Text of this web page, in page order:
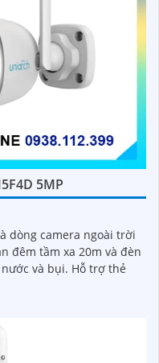
5MP
dòng camera ngoài trời
đêm tầm xa 20m và đèn
và bụi. Hỗ trợ thẻ